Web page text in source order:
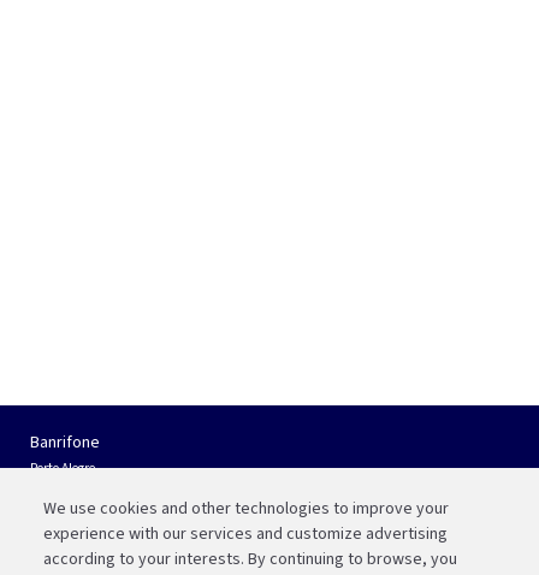
We use cookies and other technologies to improve your
experience with our services and customize advertising
according to your interests. By continuing to browse, you
Banrifone
Porto Alegre
(51) 3210 01 22
Interior do RS e Outros Estados
0800 541 88 55